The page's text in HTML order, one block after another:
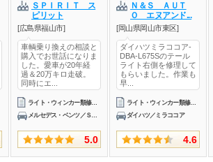
ＳＰＩＲＩＴ ス
ピリット
[広島県福山市]
車輌乗り換えの相談と
購入でお世話になりま
した。愛車が20年経
過＆20万キロ走破。
同時にエ...
ライト・ウィンカー類修理・整備
メルセデス・ベンツ／ＳＬＫ
5.0
Ｎ＆Ｓ ＡＵＴ
Ｏ エヌアンド...
[岡山県岡山市東区]
ダイハツミラココア-
DBA-L675Sのテール
ライト右側を修理して
もらいました。作業も
早...
ライト・ウィンカー類修理・整備
ダイハツ／ミラココア
4.6